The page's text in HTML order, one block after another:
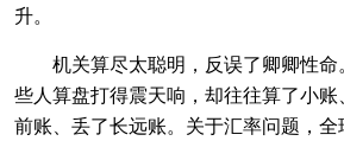
升。
机关算尽太聪明，反误了卿卿性命
些人算盘打得震天响，却往往算了小
前账、丢了长远账。关于汇率问题，